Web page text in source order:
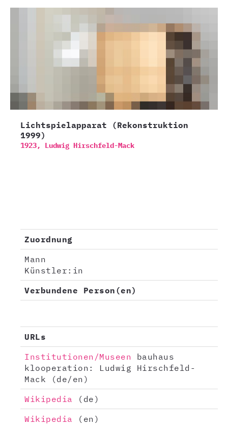
Lichtspielapparat (Rekonstruktion
1999)
1923, Ludwig Hirschfeld-Mack
Zuordnung
Mann
Künstler:in
Verbundene Person(en)
URLs
Institutionen/Museen bauhaus
klooperation: Ludwig Hirschfeld-
Mack (de/en)
Wikipedia (de)
Wikipedia (en)